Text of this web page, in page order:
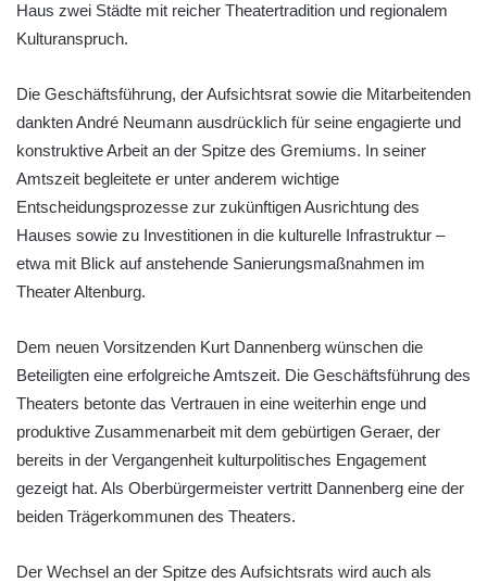
Haus zwei Städte mit reicher Theatertradition und regionalem
Kulturanspruch.
Die Geschäftsführung, der Aufsichtsrat sowie die Mitarbeitenden
dankten André Neumann ausdrücklich für seine engagierte und
konstruktive Arbeit an der Spitze des Gremiums. In seiner
Amtszeit begleitete er unter anderem wichtige
Entscheidungsprozesse zur zukünftigen Ausrichtung des
Hauses sowie zu Investitionen in die kulturelle Infrastruktur –
etwa mit Blick auf anstehende Sanierungsmaßnahmen im
Theater Altenburg.
Dem neuen Vorsitzenden Kurt Dannenberg wünschen die
Beteiligten eine erfolgreiche Amtszeit. Die Geschäftsführung des
Theaters betonte das Vertrauen in eine weiterhin enge und
produktive Zusammenarbeit mit dem gebürtigen Geraer, der
bereits in der Vergangenheit kulturpolitisches Engagement
gezeigt hat. Als Oberbürgermeister vertritt Dannenberg eine der
beiden Trägerkommunen des Theaters.
Der Wechsel an der Spitze des Aufsichtsrats wird auch als